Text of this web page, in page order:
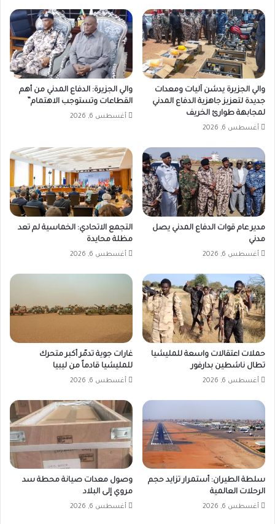
والي الجزيرة يدشن آليات ومعدات
جديدة لتعزيز جاهزية الدفاع المدني
لمجابهة طوارئ الخريف
أغسطس 6, 2026
والي الجزيرة: الدفاع المدني من أهم
القطاعات وتستوجب الاهتمام”
أغسطس 6, 2026
مدير عام قوات الدفاع المدني يصل
مدني
أغسطس 6, 2026
التجمع الاتحادي: الخماسية لم تعد
مظلة محايدة
أغسطس 6, 2026
حملات اعتقالات واسعة للمليشيا
تطال ناشطين بدارفور
أغسطس 6, 2026
غارات جوية تدمّر أكبر متحرك
للمليشيا قادماً من ليبيا
أغسطس 6, 2026
سلطة الطيران: أستمرار تزايد حجم
الرحلات العالمية
أغسطس 6, 2026
وصول معدات صيانة محطة سد
مروي إلى البلاد
أغسطس 6, 2026